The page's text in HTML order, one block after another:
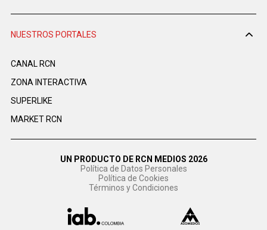
NUESTROS PORTALES
CANAL RCN
ZONA INTERACTIVA
SUPERLIKE
MARKET RCN
UN PRODUCTO DE RCN MEDIOS 2026
Política de Datos Personales
Política de Cookies
Términos y Condiciones